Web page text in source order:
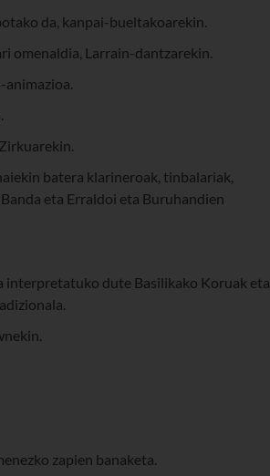
da, kanpai-bueltakoarekin.
omenaldia, Larrain-dantzarekin.
animazioa.
batera klarineroak, tinbalariak,
eta Erraldoi eta Buruhandien
interpretatuko dute Basilikako Koruak eta
zapien banaketa.